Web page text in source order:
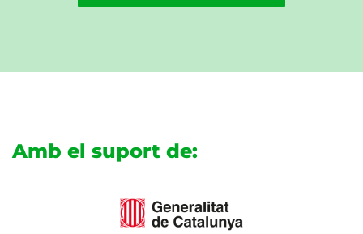
Amb el suport de: